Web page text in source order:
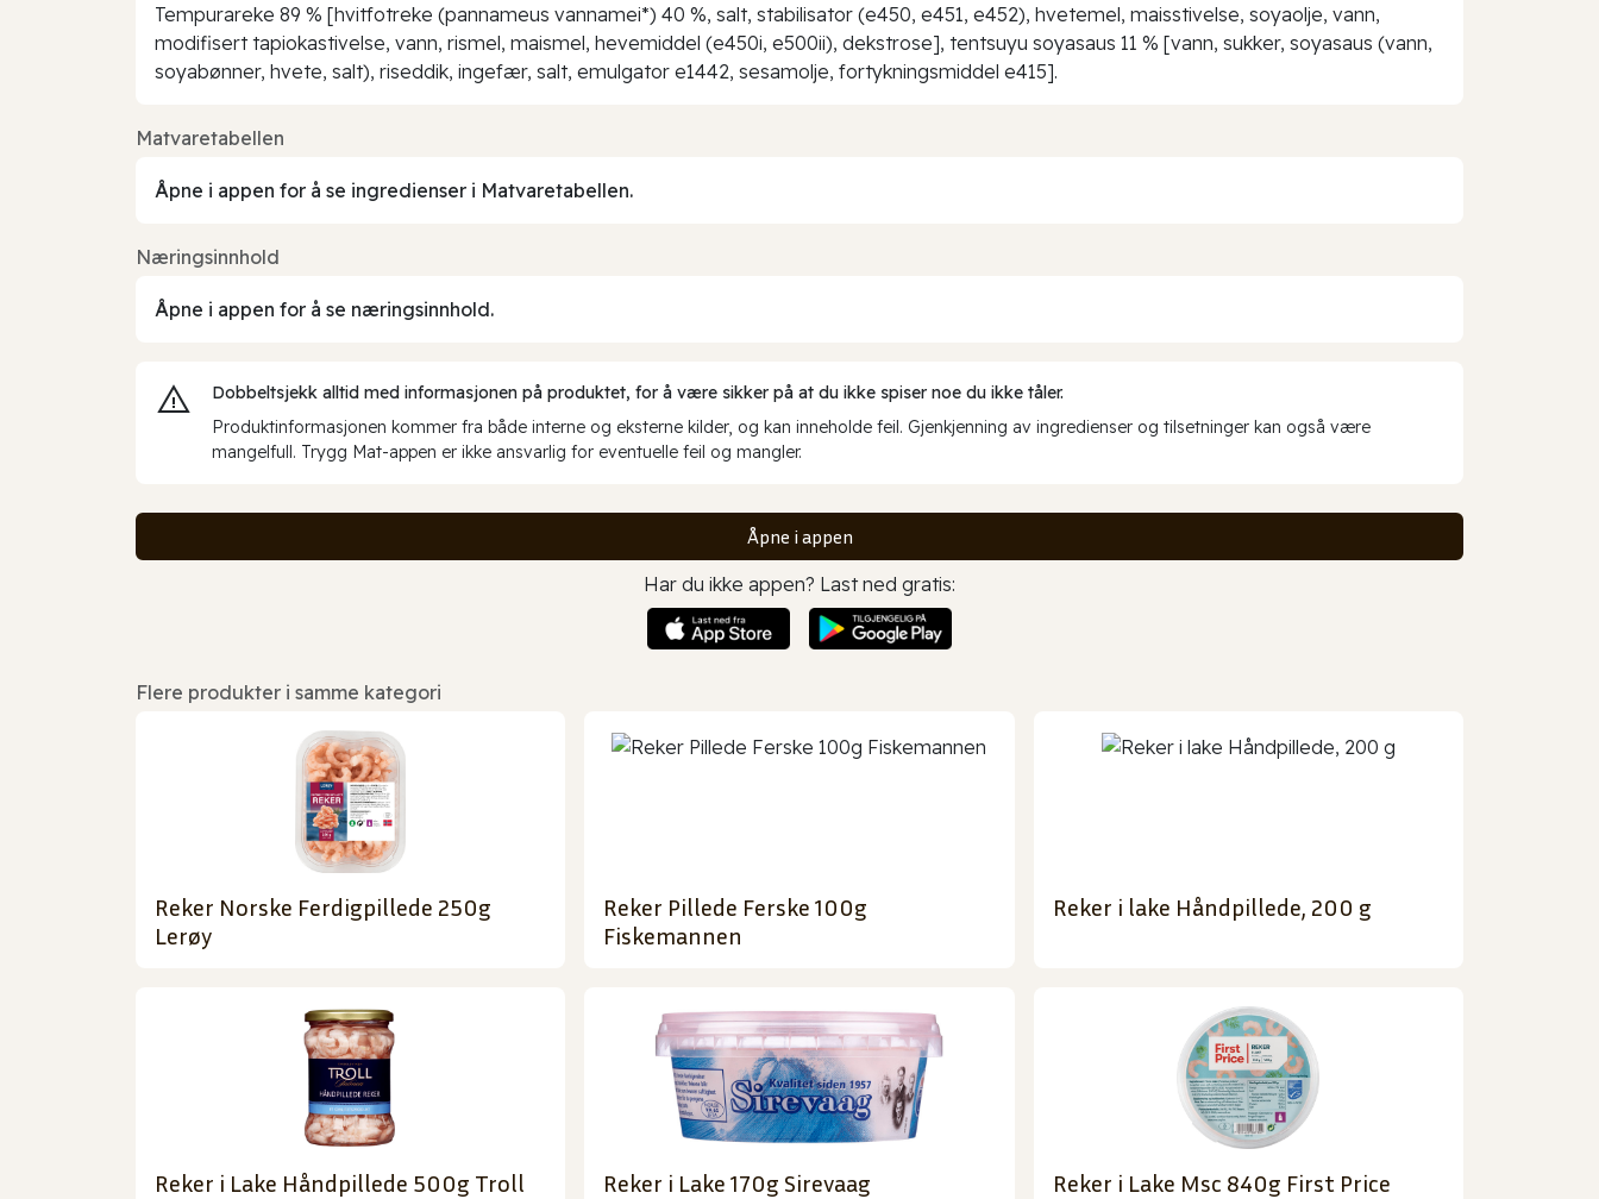
Tempurareke 89 % [hvitfotreke (pannameus vannamei*) 40 %, salt, stabilisator (e450, e451, e452), hvetemel, maisstivelse, soyaolje, vann,
modifisert tapiokastivelse, vann, rismel, maismel, hevemiddel (e450i, e500ii), dekstrose], tentsuyu soyasaus 11 % [vann, sukker, soyasaus (vann,
soyabønner, hvete, salt), riseddik, ingefær, salt, emulgator e1442, sesamolje, fortykningsmiddel e415].
Matvaretabellen
Åpne i appen for å se ingredienser i Matvaretabellen.
Næringsinnhold
Åpne i appen for å se næringsinnhold.
Dobbeltsjekk alltid med informasjonen på produktet, for å være sikker på at du ikke spiser noe du ikke tåler.
Produktinformasjonen kommer fra både interne og eksterne kilder, og kan inneholde feil. Gjenkjenning av ingredienser og tilsetninger kan også være
mangelfull. Trygg Mat-appen er ikke ansvarlig for eventuelle feil og mangler.
Åpne i appen
Har du ikke appen? Last ned gratis:
Flere produkter i samme kategori
Reker Norske Ferdigpillede 250g
Lerøy
Reker Pillede Ferske 100g
Fiskemannen
Reker i lake Håndpillede, 200 g
Reker i Lake Håndpillede 500g Troll Reker i Lake 170g Sirevaag Reker i Lake Msc 840g First Price